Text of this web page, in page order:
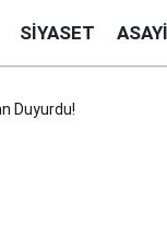
SIYASET
Duyurdu!